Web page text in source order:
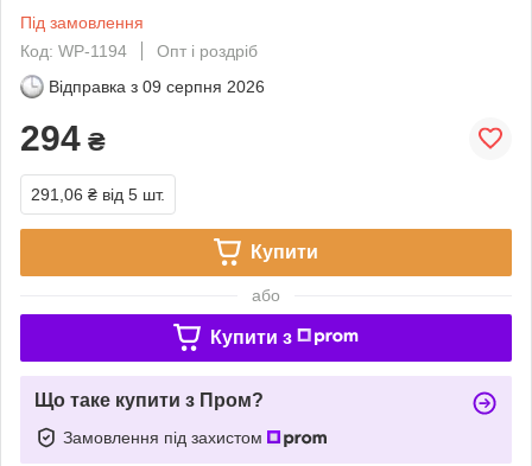
Під замовлення
Код: WP-1194
Опт і роздріб
Відправка з 09 серпня 2026
294 ₴
291,06 ₴ від 5 шт.
Купити
або
Купити з
Що таке купити з Пром?
Замовлення під захистом